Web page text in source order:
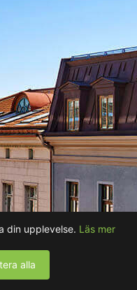
din upplevelse. Läs mer
alla